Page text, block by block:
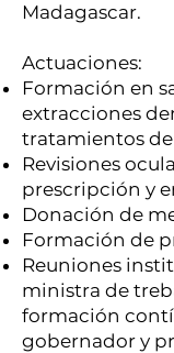
Madagascar.
Actuaciones:
Formación en
extracciones
tratamientos
Revisiones
prescripción y
Donación de
Formación de
Reuniones
ministra de
formación
gobernador y